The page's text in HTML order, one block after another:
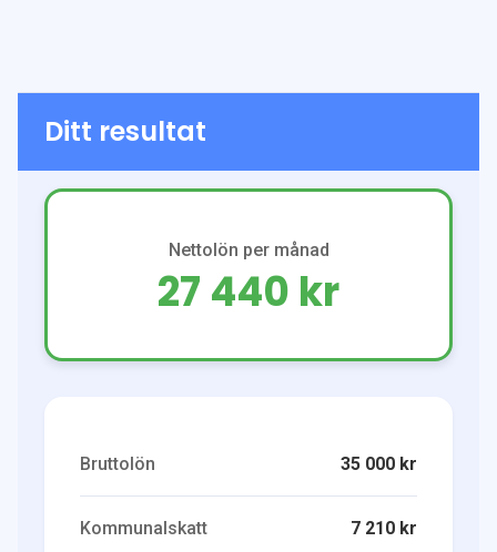
Ditt resultat
Nettolön per månad
27 440 kr
Bruttolön 35 000 kr
Kommunalskatt 7 210 kr